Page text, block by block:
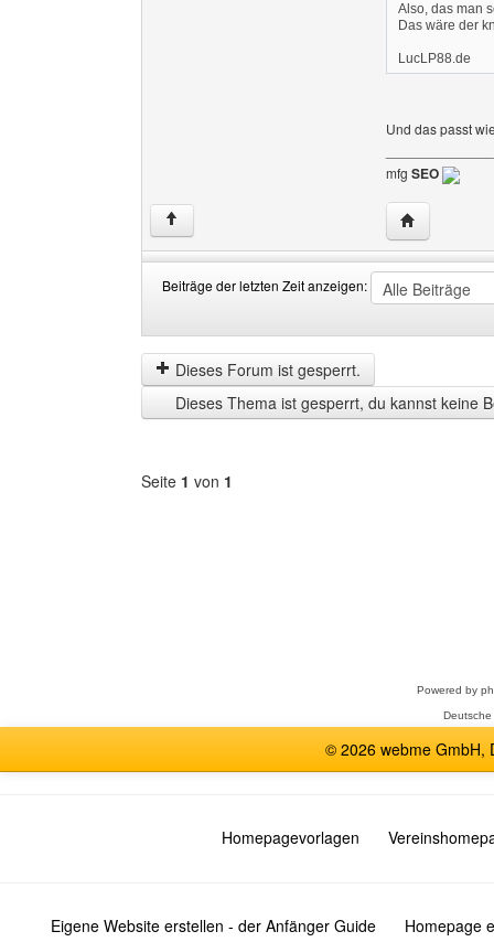
Also, das man
Das wäre der
LucLP88.de
Und das passt
mfg SEO
↑ Website
Beiträge der letzten Zeit anzeigen:
der
letzten
Zeit
anzeigen
by
Dieses Forum ist gesperrt.
Dieses Thema ist gesperrt, du kannst keine
Seite 1 von 1
Powered by
© 2026 webme GmbH,
Homepagevorlagen
Eigene Website erstellen - der Anfänger Guide Homepage